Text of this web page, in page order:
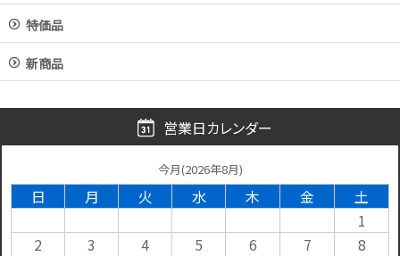
特価品
新商品
営業日カレンダー
今月(2026年8月)
日 月 火 水 木 金
土
1
2
3 4 5 6 7
8